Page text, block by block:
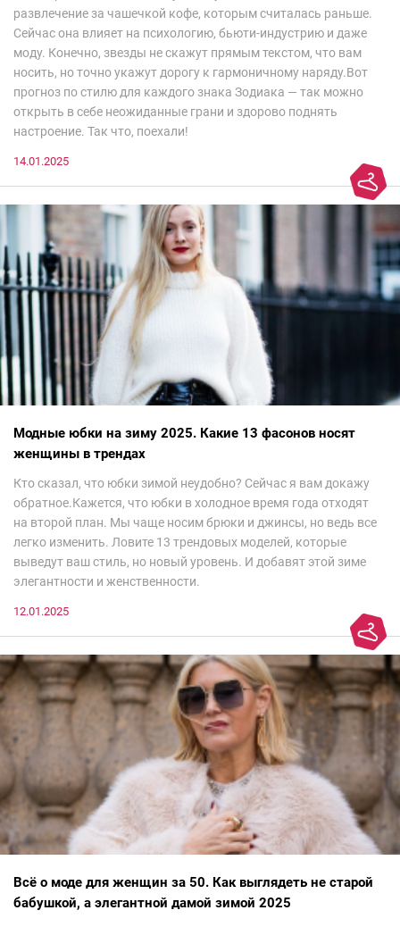
развлечение за чашечкой кофе, которым считалась раньше.
Сейчас она влияет на психологию, бьюти-индустрию и даже
моду. Конечно, звезды не скажут прямым текстом, что вам
носить, но точно укажут дорогу к гармоничному наряду.Вот
прогноз по стилю для каждого знака Зодиака — так можно
открыть в себе неожиданные грани и здорово поднять
настроение. Так что, поехали!
14.01.2025
Модные юбки на зиму 2025. Какие 13 фасонов носят
женщины в трендах
Кто сказал, что юбки зимой неудобно? Сейчас я вам докажу
обратное.Кажется, что юбки в холодное время года отходят
на второй план. Мы чаще носим брюки и джинсы, но ведь все
легко изменить. Ловите 13 трендовых моделей, которые
выведут ваш стиль, но новый уровень. И добавят этой зиме
элегантности и женственности.
12.01.2025
Всё о моде для женщин за 50. Как выглядеть не старой
бабушкой, а элегантной дамой зимой 2025